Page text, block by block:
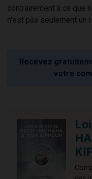
contrairement à ce que
n'est pas seulement un
Recevez
votre